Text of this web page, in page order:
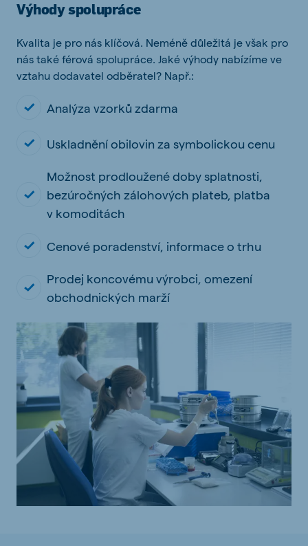
Výhody spolupráce
Kvalita je pro nás klíčová. Neméně důležitá je však pro
nás také férová spolupráce. Jaké výhody nabízíme ve
vztahu dodavatel odběratel? Např.:
Analýza vzorků zdarma
Uskladnění obilovin za symbolickou cenu
Možnost prodloužené doby splatnosti,
bezúročných zálohových plateb, platba
v komoditách
Cenové poradenství, informace o trhu
Prodej koncovému výrobci, omezení
obchodnických marží